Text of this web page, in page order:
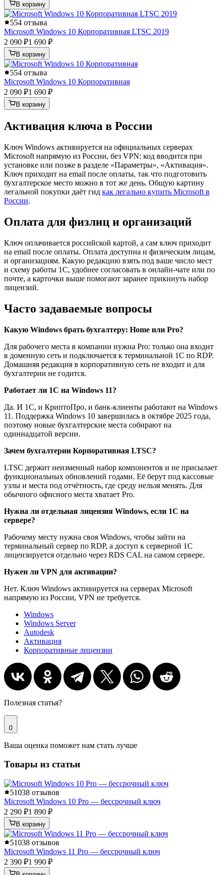
В корзину
554 отзыва
Microsoft Windows 10 Корпоративная LTSC 2019
2 090 ₽1 690 ₽
В корзину
554 отзыва
Microsoft Windows 10 Корпоративная
2 090 ₽1 690 ₽
В корзину
Активация ключа в России
Ключ Windows активируется на официальных серверах
Microsoft напрямую из России, без VPN: код вводится при
установке или позже в разделе «Параметры», «Активация».
Ключ приходит на email после оплаты, так что подготовить
бухгалтерское место можно в тот же день. Общую картину
легальной покупки даёт гид как легально купить Microsoft в
России.
Оплата для физлиц и организаций
Ключ оплачивается российской картой, а сам ключ приходит
на email после оплаты. Оплата доступна и физическим лицам,
и организациям. Какую редакцию взять под ваше число мест
и схему работы 1С, удобнее согласовать в онлайн-чате или по
почте, а карточки выше помогают заранее прикинуть набор
лицензий.
Часто задаваемые вопросы
Какую Windows брать бухгалтеру: Home или Pro?
Для рабочего места в компании нужна Pro: только она входит
в доменную сеть и подключается к терминальной 1С по RDP.
Домашняя редакция в корпоративную сеть не входит и для
бухгалтерии не годится.
Работает ли 1С на Windows 11?
Да. И 1С, и КриптоПро, и банк-клиенты работают на Windows
11. Поддержка Windows 10 завершилась в октябре 2025 года,
поэтому новые бухгалтерские места собирают на
одиннадцатой версии.
Зачем бухгалтерии Корпоративная LTSC?
LTSC держит неизменный набор компонентов и не присылает
функциональных обновлений годами. Её берут под кассовые
узлы и места под отчётность, где среду нельзя менять. Для
обычного офисного места хватает Pro.
Нужна ли отдельная лицензия Windows, если 1С на
сервере?
Рабочему месту нужна своя Windows, чтобы зайти на
терминальный сервер по RDP, а доступ к серверной 1С
лицензируется отдельно через RDS CAL на самом сервере.
Нужен ли VPN для активации?
Нет. Ключ Windows активируется на серверах Microsoft
напрямую из России, VPN не требуется.
Windows
Windows Server
Autodesk
Активация
Корпоративные лицензии
Полезная статья?
0
Ваша оценка поможет нам стать лучше
Товары из статьи
51038 отзывов
Microsoft Windows 10 Pro — бессрочный ключ
2 290 ₽1 890 ₽
В корзину
51038 отзывов
Microsoft Windows 11 Pro — бессрочный ключ
2 390 ₽1 990 ₽